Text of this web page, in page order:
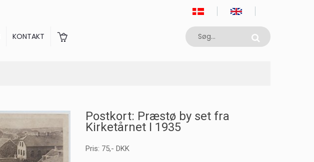
KONTAKT
Postkort: Præstø by set fra
Kirketårnet I 1935
Pris: 75,- DKK